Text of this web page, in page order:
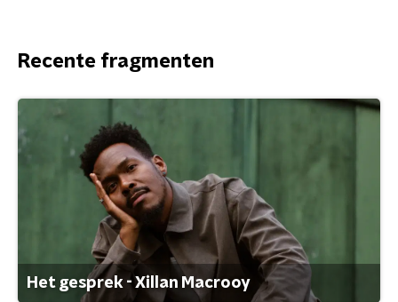
Recente fragmenten
Het gesprek - Xillan Macrooy